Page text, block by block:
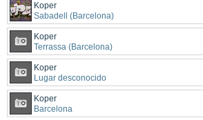
Koper
Sabadell (Barcelona)
Koper
Terrassa (Barcelona)
Koper
Lugar desconocido
Koper
Barcelona